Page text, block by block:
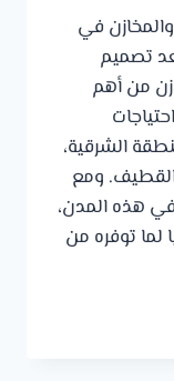
في
تصميم
من أهم
الشرقية،
ومع
هذه المدن،
لما توفره من